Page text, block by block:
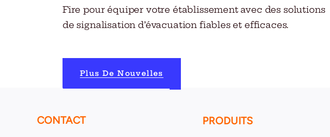
Fire pour équiper votre établissement avec des solutions
de signalisation d’évacuation fiables et efficaces.
Plus De Nouvelles
CONTACT PRODUITS